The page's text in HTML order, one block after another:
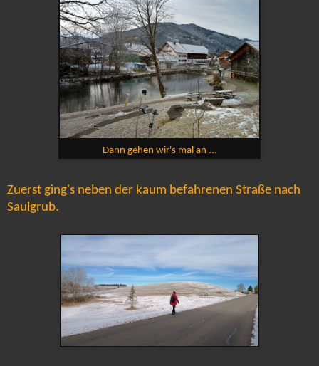
Dann gehen wir's mal an ...
Zuerst ging's neben der kaum befahrenen Straße nach
Saulgrub.